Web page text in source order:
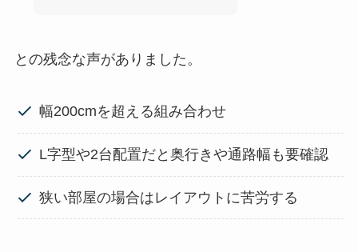
との残念な声がありました。
幅200cmを超える組み合わせ
L字型や2台配置だと奥行きや通路幅も要確認
狭い部屋の場合はレイアウトに苦労する